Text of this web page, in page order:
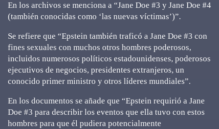
En los archivos se menciona a “Jane Doe #3 y Jane Doe #4
(también conocidas como ‘las nuevas víctimas’)”.
Se refiere que “Epstein también traficó a Jane Doe #3 con
fines sexuales con muchos otros hombres poderosos,
incluidos numerosos políticos estadounidenses, poderosos
ejecutivos de negocios, presidentes extranjeros, un
conocido primer ministro y otros líderes mundiales”.
En los documentos se añade que “Epstein requirió a Jane
Doe #3 para describir los eventos que ella tuvo con estos
hombres para que él pudiera potencialmente